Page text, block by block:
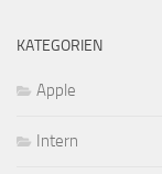
KATEGORIEN
Apple
Intern